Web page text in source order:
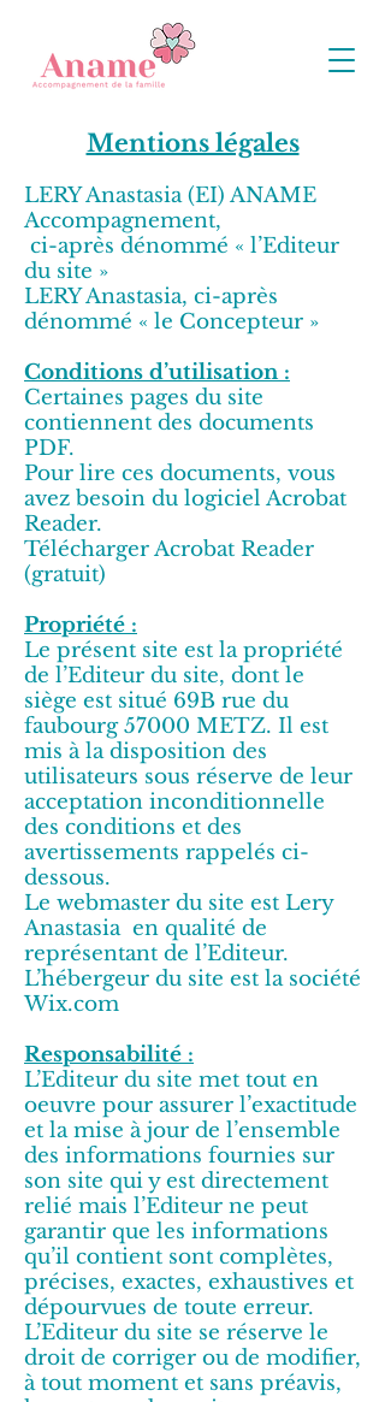
Mentions légales
LERY Anastasia (EI) ANAME
Accompagnement,
ci-après dénommé « l’Editeur
du site »
LERY Anastasia, ci-après
dénommé « le Concepteur »
Conditions d’utilisation :
Certaines pages du site
contiennent des documents
PDF.
Pour lire ces documents, vous
avez besoin du logiciel Acrobat
Reader.
Télécharger Acrobat Reader
(gratuit)
Propriété :
Le présent site est la propriété
de l’Editeur du site, dont le
siège est situé 69B rue du
faubourg 57000 METZ. Il est
mis à la disposition des
utilisateurs sous réserve de leur
acceptation inconditionnelle
des conditions et des
avertissements rappelés ci-
dessous.
Le webmaster du site est Lery
Anastasia en qualité de
représentant de l’Editeur.
L’hébergeur du site est la société
Wix.com
Responsabilité :
L’Editeur du site met tout en
oeuvre pour assurer l’exactitude
et la mise à jour de l’ensemble
des informations fournies sur
son site qui y est directement
relié mais l’Editeur ne peut
garantir que les informations
qu’il contient sont complètes,
précises, exactes, exhaustives et
dépourvues de toute erreur.
L’Editeur du site se réserve le
droit de corriger ou de modifier,
à tout moment et sans préavis,